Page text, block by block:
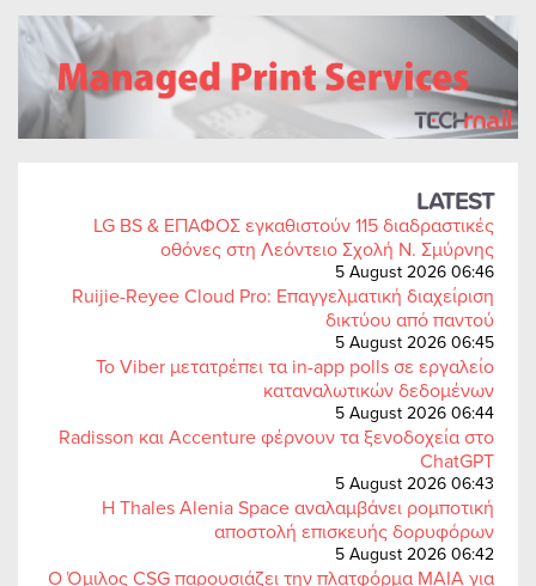
LATEST
LG BS & ΕΠΑΦΟΣ εγκαθιστούν 115 διαδραστικές
οθόνες στη Λεόντειο Σχολή Ν. Σμύρνης
5 August 2026 06:46
Ruijie-Reyee Cloud Pro: Επαγγελματική διαχείριση
δικτύου από παντού
5 August 2026 06:45
Το Viber μετατρέπει τα in-app polls σε εργαλείο
καταναλωτικών δεδομένων
5 August 2026 06:44
Radisson και Accenture φέρνουν τα ξενοδοχεία στο
ChatGPT
5 August 2026 06:43
Η Thales Alenia Space αναλαμβάνει ρομποτική
αποστολή επισκευής δορυφόρων
5 August 2026 06:42
Ο Όμιλος CSG παρουσιάζει την πλατφόρμα MAIA για